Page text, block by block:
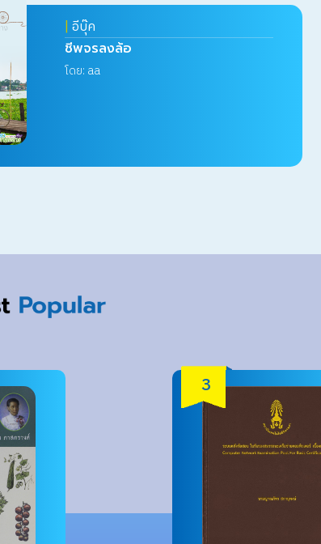
| อีบุ๊ค
ชีพจรลงล้อ
โดย: aa
3